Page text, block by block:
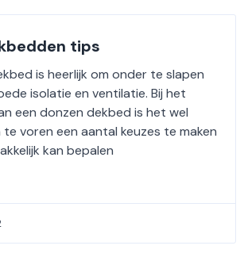
tips
is heerlijk om onder te slapen
isolatie en ventilatie. Bij het
een donzen dekbed is het wel
voren een aantal keuzes te maken
kan bepalen